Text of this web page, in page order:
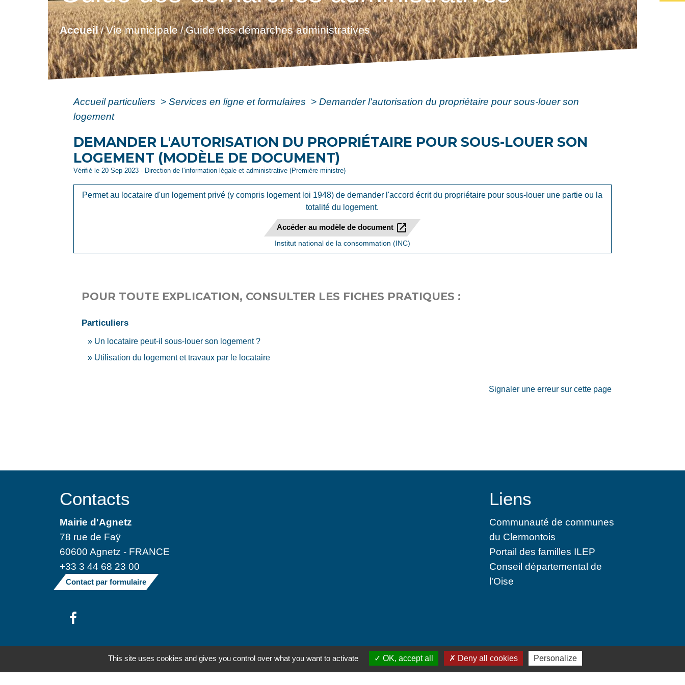
Accueil/Vie municipale/Guide des démarches administratives
Accueil particuliers > Services en ligne et formulaires > Demander l'autorisation du propriétaire pour sous-louer son
logement
DEMANDER L'AUTORISATION DU PROPRIÉTAIRE POUR SOUS-LOUER SON
LOGEMENT (MODÈLE DE DOCUMENT)
Vérifié le 20 Sep 2023 - Direction de l'information légale et administrative (Première ministre)
Permet au locataire d'un logement privé (y compris logement loi 1948) de demander l'accord écrit du propriétaire pour sous-louer une partie ou la
totalité du logement.
Accéder au modèle de document open_in_new
Institut national de la consommation (INC)
POUR TOUTE EXPLICATION, CONSULTER LES FICHES PRATIQUES :
Particuliers
Un locataire peut-il sous-louer son logement ?
Utilisation du logement et travaux par le locataire
Signaler une erreur sur cette page
Contacts
Mairie d'Agnetz
78 rue de Faÿ
60600 Agnetz - FRANCE
+33 3 44 68 23 00
Contact par formulaire
Liens
Communauté de communes
du Clermontois
Portail des familles ILEP
Conseil départemental de
l'Oise
Mentions légales - Politique de confidentialité - Accessibilité - Plan du site - Gestion des cookies
This site uses cookies and gives you control over what you want to activate OK, accept all Deny all cookies Personalize